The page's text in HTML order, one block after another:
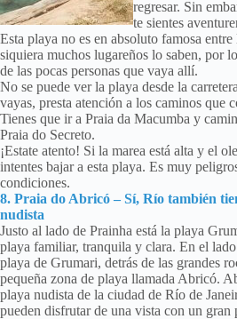
regresar. Sin
te sientes
Esta playa no es en absoluto famosa
siquiera muchos lugareños lo saben, por
de las pocas personas que vaya allí.
No se puede ver la playa desde la
vayas, presta atención a los caminos que
Tienes que ir a Praia da Macumba y
Praia do Secreto.
¡Estate atento! Si la marea está alta y el
intentes bajar a esta playa. Es muy
condiciones.
8. Praia do Abricó – Sí, Río también
nudista
Justo al lado de Prainha está la playa
playa familiar, tranquila y clara. En el
playa de Grumari, detrás de las grandes
pequeña zona de playa llamada Abricó.
playa nudista de la ciudad de Río de
pueden disfrutar de una vista con un gran